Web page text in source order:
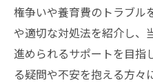
権争いや養育費のトラブル
や適切な対処法を紹介し、
進められるサポートを目指
る疑問や不安を抱える方々